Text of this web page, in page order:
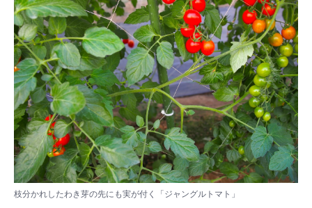
枝分かれしたわき芽の先にも実が付く「ジャングルトマト」